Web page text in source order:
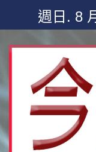
content
週日. 8